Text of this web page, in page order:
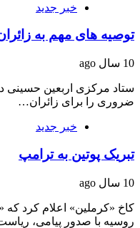
خبر جدید
توصیه های مهم به
10 سال ago
ستاد مرکزی اربعین حسینی
ضروری را برای زائران…
خبر جدید
تبریک پوتین به ترامپ
10 سال ago
کاخ «کرملین» اعلام کرد که
روسیه با صدور پیامی،